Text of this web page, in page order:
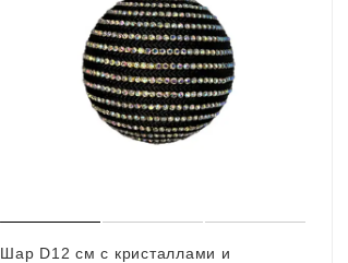
Шар D12 см с кристаллами и